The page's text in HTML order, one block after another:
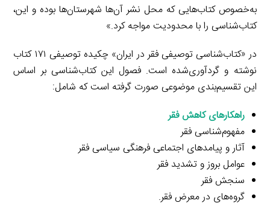
به‌خصوص کتاب‌هایی که محل نشر آن‌ها شهرستان‌ها بوده و این،
کتاب‌شناسی را با محدودیت مواجه کرد.»
در «کتاب‌شناسی توصیفی فقر در ایران» چکیده توصیفی ۱۷۱ کتاب
نوشته و گردآوری‌شده است. فصول این کتاب‌شناسی بر اساس
این تقسیم‌بندی موضوعی صورت گرفته است که شامل:
راهکارهای کاهش فقر
مفهوم‌شناسی فقر
آثار و پیامدهای اجتماعی فرهنگی سیاسی فقر
عوامل بروز و تشدید فقر
سنجش فقر
گروه‌های در معرض فقر.